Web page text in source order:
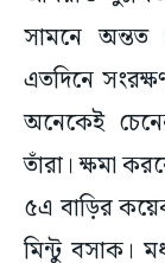
সামনে অন্তত
এতদিনে
অনেকেই
তাঁরা। ক্ষমা
৫এ বাড়ির
মিন্টু বসাক।